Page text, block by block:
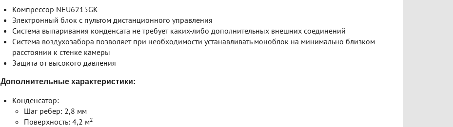
Компрессор NEU6215GK
Электронный блок с пультом дистанционного управления
Система выпаривания конденсата не требует каких-либо дополнительных внешних соединений
Система воздухозабора позволяет при необходимости устанавливать моноблок на минимально близком
расстоянии к стенке камеры
Защита от высокого давления
Дополнительные характеристики:
Конденсатор:
Шаг ребер: 2,8 мм
Поверхность: 4,2 м2